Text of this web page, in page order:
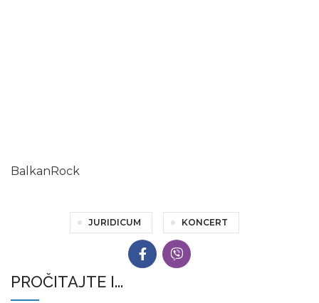
BalkanRock
JURIDICUM KONCERT
PROČITAJTE I...